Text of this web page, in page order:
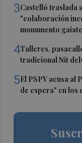
3Castelló traslada
"colaboración
monumento
4Talleres,
tradicional Nit
5El PSPV acusa al
de espera" en los